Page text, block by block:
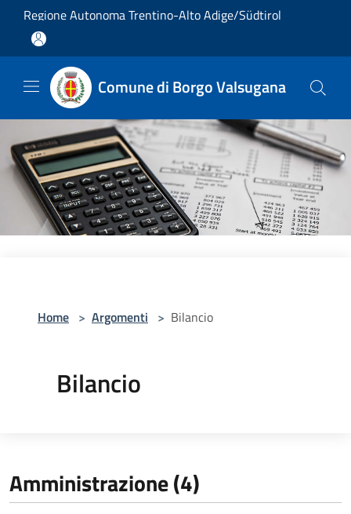
Salta al contenuto principale
Regione Autonoma Trentino-Alto Adige/Südtirol
Comune di Borgo Valsugana
Home > Argomenti > Bilancio
Bilancio
Amministrazione (4)